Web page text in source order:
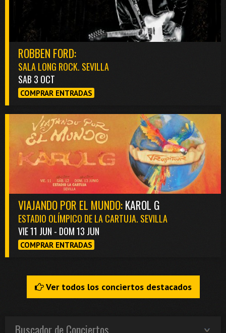
ROBBEN FORD:
SALA LONG ROCK. SEVILLA
SAB 3 OCT
COMPRAR ENTRADAS
VIAJANDO POR EL MUNDO:KAROL G
ESTADIO OLÍMPICO DE LA CARTUJA. SEVILLA
VIE 11 JUN - DOM 13 JUN
COMPRAR ENTRADAS
Ver todos los conciertos destacados
Buscador de Conciertos